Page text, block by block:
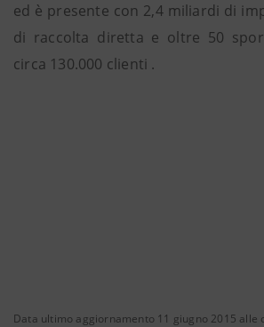
ed è presente con 2,4 miliardi di
di raccolta diretta e oltre 50
circa 130.000 clienti .
Data ultimo aggiornamento 11 giugno 2015 alle